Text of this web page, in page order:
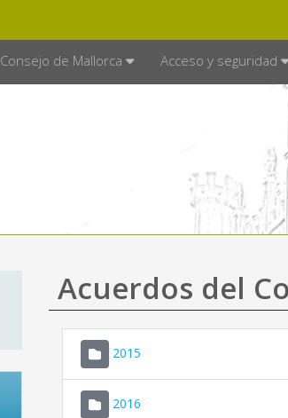
Consejo de Mallorca Acceso y seguridad
Acuerdos del
2015
2016